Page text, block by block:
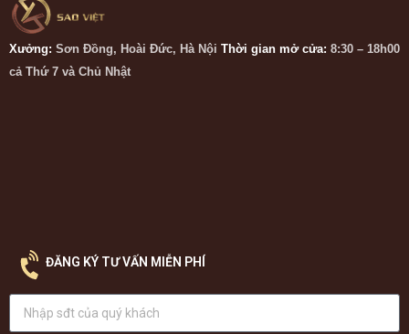
Xưởng: Sơn Đồng, Hoài Đức, Hà Nội Thời gian mở cửa: 8:30 – 18h00
cả Thứ 7 và Chủ Nhật
ĐĂNG KÝ TƯ VẤN MIỄN PHÍ